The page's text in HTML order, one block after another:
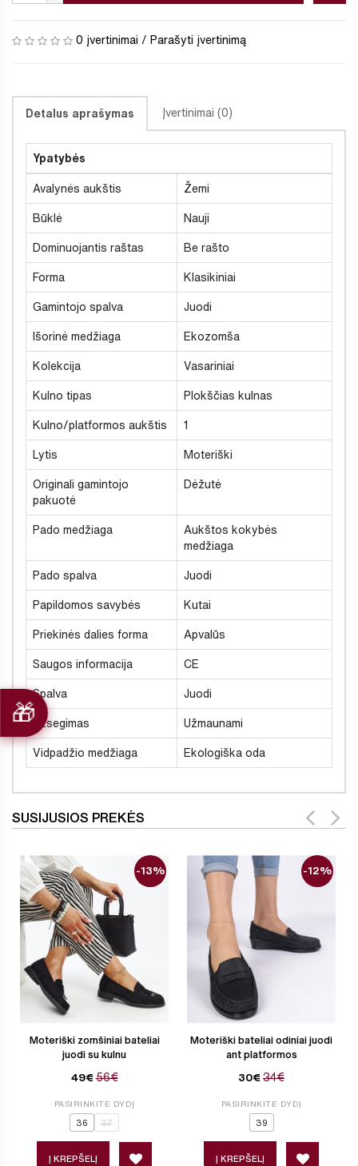
0 įvertinimai / Parašyti įvertinimą
Detalus aprašymas Įvertinimai (0)
Ypatybės
Avalynės aukštis Žemi
Būklė Nauji
Dominuojantis raštas Be rašto
Forma Klasikiniai
Gamintojo spalva Juodi
Išorinė medžiaga Ekozomša
Kolekcija Vasariniai
Kulno tipas Plokščias kulnas
Kulno/platformos aukštis 1
Lytis Moteriški
Originali gamintojo
pakuotė
Dėžutė
Pado medžiaga
Aukštos kokybės
medžiaga
Pado spalva Juodi
Papildomos savybės Kutai
Priekinės dalies forma Apvalūs
Saugos informacija CE
Spalva Juodi
Užsegimas Užmaunami
Vidpadžio medžiaga Ekologiška oda
SUSIJUSIOS PREKĖS
Moteriški zomšiniai bateliai
juodi su kulnu
49€ 56€
-13%
PASIRINKITE DYDĮ
36 37
Į KREPŠELĮ
Moteriški bateliai odiniai juodi
ant platformos
30€ 34€
-12%
PASIRINKITE DYDĮ
39
Į KREPŠELĮ